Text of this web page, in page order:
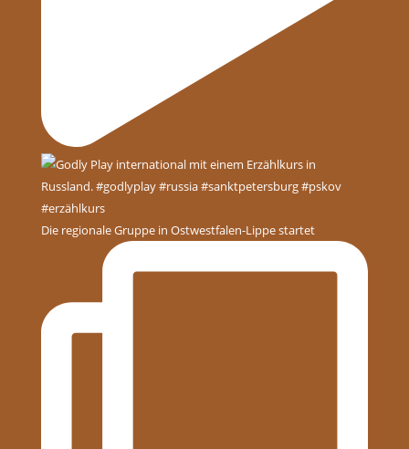
Die regionale Gruppe in Ostwestfalen-Lippe startet